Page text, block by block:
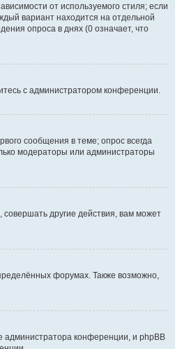
от используемого стиля; если
вариант находится на отдельной
опроса в днях (0 означает, что
с администратором конференции.
сообщения в теме; опрос всегда
модераторы или администраторы
другие действия, вам может
форумах. Также возможно,
администратора конференции, и phpBB